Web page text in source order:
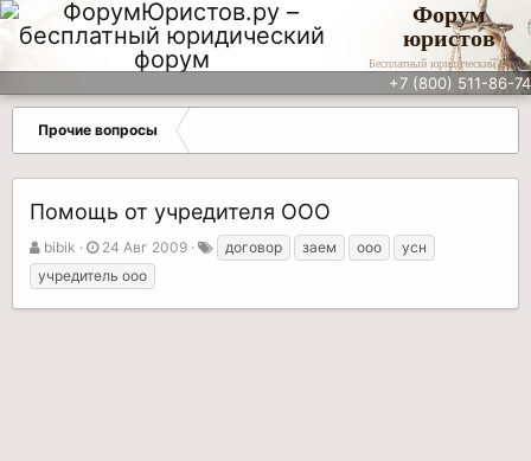
Форум
юристов
Бесплатный юридический форум
+7 (800) 511-86-74
Прочие вопросы
Помощь от учредителя ООО
А
в
т
о
bibik
Д
а
т
а
24 Авг 2009
и
договор заем ооо
усн
учредитель ооо